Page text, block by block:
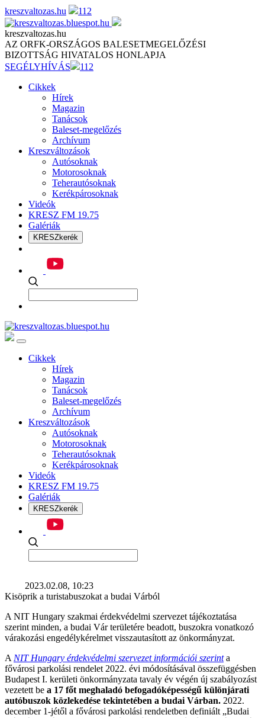
Skip
to
content
kreszvaltozas.hu 112
kreszvaltozas.hu
AZ ORFK-ORSZÁGOS BALESETMEGELŐZÉSI
BIZOTTSÁG HIVATALOS HONLAPJA
SEGÉLYHÍVÁS
112
Cikkek
Hírek
Magazin
Tanácsok
Baleset-megelőzés
Archívum
Kreszváltozások
Autósoknak
Motorosoknak
Teherautósoknak
Kerékpárosoknak
Videók
KRESZ FM 19.75
Galériák
KRESZkerék
Cikkek
Hírek
Magazin
Tanácsok
Baleset-megelőzés
Archívum
Kreszváltozások
Autósoknak
Motorosoknak
Teherautósoknak
Kerékpárosoknak
Videók
KRESZ FM 19.75
Galériák
KRESZkerék
2023.02.08, 10:23
Kisöprik a turistabuszokat a budai Várból
A NIT Hungary szakmai érdekvédelmi szervezet tájékoztatása
szerint minden, a budai Vár területére beadott, buszokra vonatkozó
várakozási engedélykérelmet visszautasított az önkormányzat.
A NIT Hungary érdekvédelmi szervezet információi szerinta
fővárosi parkolási rendelet 2022. évi módosításával összefüggésben
Budapest I. kerületi önkormányzata tavaly év végén új szabályozást
vezetett be a 17 főt meghaladó befogadóképességű különjárati
autóbuszok közlekedése tekintetében a budai Várban. 2022.
december 1-jétől a fővárosi parkolási rendeletben definiált „Budai